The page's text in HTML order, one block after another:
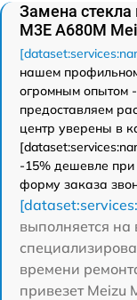
Замена
M3E A680M
нашем
огромным опытом -
предоставляем
центр уверены в
-15% дешевле
форму заказа
выполняется на
времени
привезет Meizu